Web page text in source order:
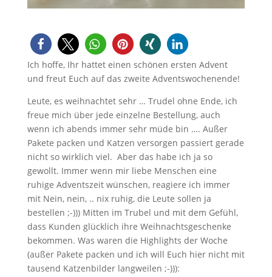
Ich hoffe, Ihr hattet einen schönen ersten Advent
und freut Euch auf das zweite Adventswochenende!
Leute, es weihnachtet sehr … Trudel ohne Ende, ich
freue mich über jede einzelne Bestellung, auch
wenn ich abends immer sehr müde bin …. Außer
Pakete packen und Katzen versorgen passiert gerade
nicht so wirklich viel. Aber das habe ich ja so
gewollt. Immer wenn mir liebe Menschen eine
ruhige Adventszeit wünschen, reagiere ich immer
mit Nein, nein, .. nix ruhig, die Leute sollen ja
bestellen ;-))) Mitten im Trubel und mit dem Gefühl,
dass Kunden glücklich ihre Weihnachtsgeschenke
bekommen. Was waren die Highlights der Woche
(außer Pakete packen und ich will Euch hier nicht mit
tausend Katzenbilder langweilen ;-))):